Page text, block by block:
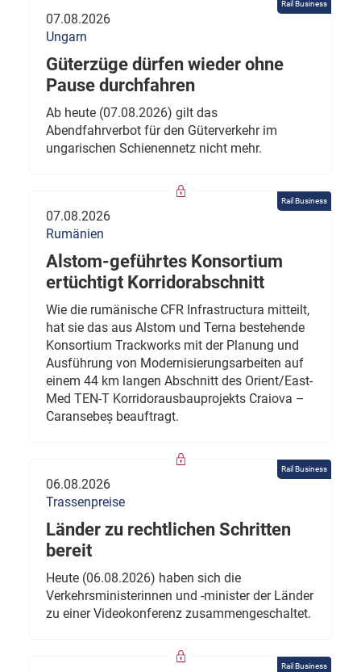
Rail Business
07.08.2026
Ungarn
Güterzüge dürfen wieder ohne
Pause durchfahren
Ab heute (07.08.2026) gilt das
Abendfahrverbot für den Güterverkehr im
ungarischen Schienennetz nicht mehr.
Rail Business
07.08.2026
Rumänien
Alstom-geführtes Konsortium
ertüchtigt Korridorabschnitt
Wie die rumänische CFR Infrastructura mitteilt,
hat sie das aus Alstom und Terna bestehende
Konsortium Trackworks mit der Planung und
Ausführung von Modernisierungsarbeiten auf
einem 44 km langen Abschnitt des Orient/East-
Med TEN-T Korridorausbauprojekts Craiova –
Caransebeș beauftragt.
Rail Business
06.08.2026
Trassenpreise
Länder zu rechtlichen Schritten
bereit
Heute (06.08.2026) haben sich die
Verkehrsministerinnen und -minister der Länder
zu einer Videokonferenz zusammengeschaltet.
Rail Business